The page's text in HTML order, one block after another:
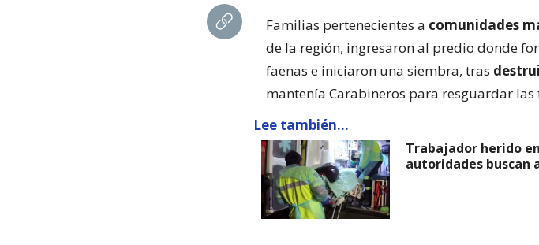
Familias pertenecientes a comunidades
de la región, ingresaron al predio donde
faenas e iniciaron una siembra, tras
mantenía Carabineros para resguardar las
Lee también...
Trabajador herido
autoridades buscan